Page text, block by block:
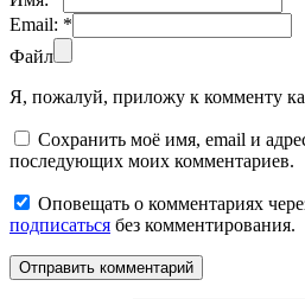
Email: *
Файл
Я, пожалуй, приложу к комменту
Сохранить моё имя, email и
последующих моих комментариев.
Оповещать о комментариях
подписаться без комментирования.